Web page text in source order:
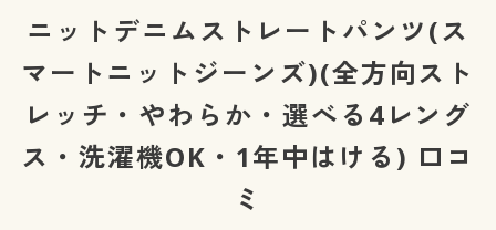
メンズ下着
ジュニア・ティーンズ下着
メンズ通販すべて
メンズファッション
メンズ下着
家電・雑貨
家電・雑貨すべて
寝具・インテリア・家具
美容・健康
ジュニア・ティーンズ下着
メンズ下着
家電
キッチン・雑貨・日用品
寝具・インテリア・家具通販すべて
家具・収納
美容・健康
美容・健康通販すべて
制服・スクール
ニットデニムストレートパンツ(ス
マートニットジーンズ)(全方向スト
レッチ・やわらか・選べる4レング
ス・洗濯機OK・1年中はける) 口コ
ミ